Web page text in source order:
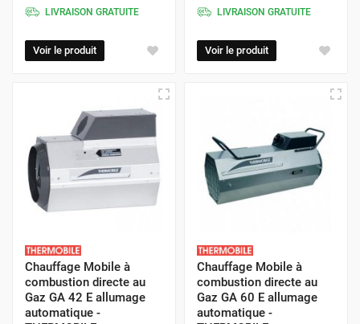
LIVRAISON GRATUITE
Voir le produit
LIVRAISON GRATUITE
Voir le produit
Chauffage Mobile à
combustion directe au
Gaz GA 42 E allumage
automatique -
Chauffage Mobile à
combustion directe au
Gaz GA 60 E allumage
automatique -